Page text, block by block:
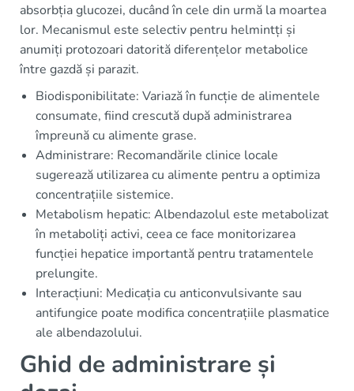
absorbția glucozei, ducând în cele din urmă la moartea
lor. Mecanismul este selectiv pentru helmintți și
anumiți protozoari datorită diferențelor metabolice
între gazdă și parazit.
Biodisponibilitate: Variază în funcție de alimentele
consumate, fiind crescută după administrarea
împreună cu alimente grase.
Administrare: Recomandările clinice locale
sugerează utilizarea cu alimente pentru a optimiza
concentrațiile sistemice.
Metabolism hepatic: Albendazolul este metabolizat
în metaboliți activi, ceea ce face monitorizarea
funcției hepatice importantă pentru tratamentele
prelungite.
Interacțiuni: Medicația cu anticonvulsivante sau
antifungice poate modifica concentrațiile plasmatice
ale albendazolului.
Ghid de administrare și